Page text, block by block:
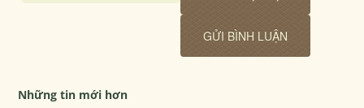
Những tin mới hơn